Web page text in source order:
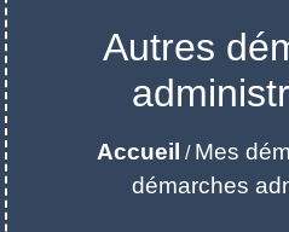
Autres
Accueil / Mes
démarches